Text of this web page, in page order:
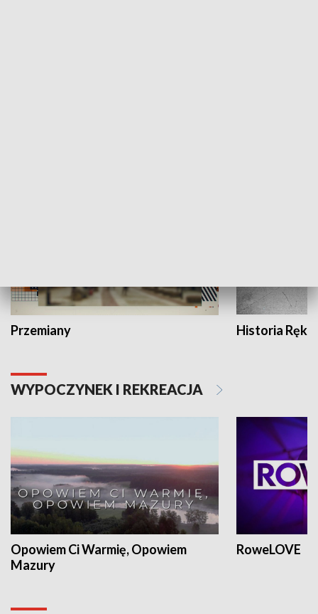
Przemiany Historia Ręką
WYPOCZYNEK I REKREACJA
Opowiem Ci Warmię, Opowiem
Mazury
RoweLOVE